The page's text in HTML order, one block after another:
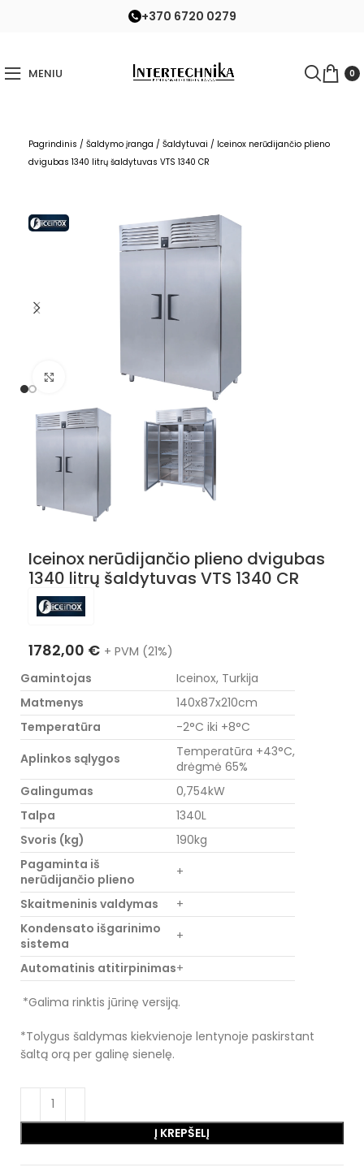
+370 6720 0279
MENIU 0
Pagrindinis / Šaldymo įranga / Šaldytuvai / Iceinox nerūdijančio plieno
dvigubas 1340 litrų šaldytuvas VTS 1340 CR
Nuotraukos padidinimas
Iceinox nerūdijančio plieno dvigubas
1340 litrų šaldytuvas VTS 1340 CR
1782,00 € + PVM (21%)
Gamintojas
Iceinox, Turkija
Matmenys
140x87x210cm
Temperatūra
-2°C iki +8°C
Aplinkos sąlygos
Temperatūra +43°C,
drėgmė 65%
Galingumas
0,754kW
Talpa
1340L
Svoris (kg)
190kg
Pagaminta iš
nerūdijančio plieno
+
Skaitmeninis valdymas
+
Kondensato išgarinimo
sistema
+
Automatinis atitirpinimas+
*Galima rinktis jūrinę versiją.
*Tolygus šaldymas kiekvienoje lentynoje paskirstant
šaltą orą per galinę sienelę.
Į KREPŠELĮ